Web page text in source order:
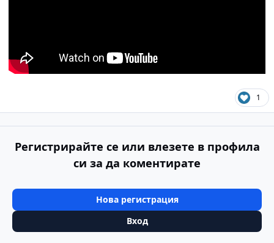
1
Регистрирайте се или влезете в профила
си за да коментирате
Нова регистрация
Вход